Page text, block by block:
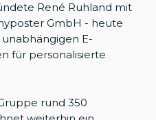
René Ruhland mit
GmbH - heute
E-
für personalisierte
rund 350